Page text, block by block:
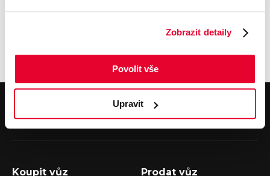
Zobrazit detaily
Povolit vše
Upravit
právní nárok a nevztahuje se na něj jakákoli záruka. Použité
Více informací u našich prodejců ŠKODA.
V případě dotazů volejte číslo nonstop infolinky
nebo nám napište na e-mailauto@louda.cz
Koupit vůz Prodat vůz